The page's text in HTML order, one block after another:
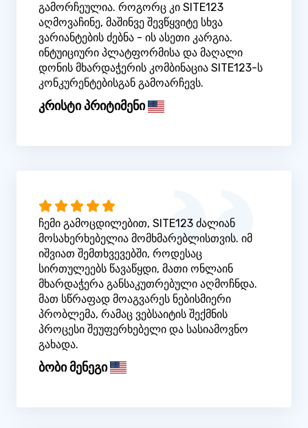
გამორჩეულია. როგორც კი SITE123
აღმოვაჩინე, მაშინვე შევწყვიტე სხვა
ვარიანტების ძებნა - ის ასეთი კარგია.
ინტუიციური პლატფორმისა და მაღალი
დონის მხარდაჭერის კომბინაცია SITE123-ს
კონკურენტებისგან გამოარჩევს.
კრისტი პრიტიმენი
ჩემი გამოცდილებით, SITE123 ძალიან
მოსახერხებელია მომხმარებლისთვის. იმ
იშვიათ შემთხვევებში, როდესაც
სირთულეებს წავაწყდი, მათი ონლაინ
მხარდაჭერა განსაკუთრებული აღმოჩნდა.
მათ სწრაფად მოაგვარეს ნებისმიერი
პრობლემა, რამაც ვებსაიტის შექმნის
პროცესი შეუფერხებელი და სასიამოვნო
გახადა.
ბობი მენეგი